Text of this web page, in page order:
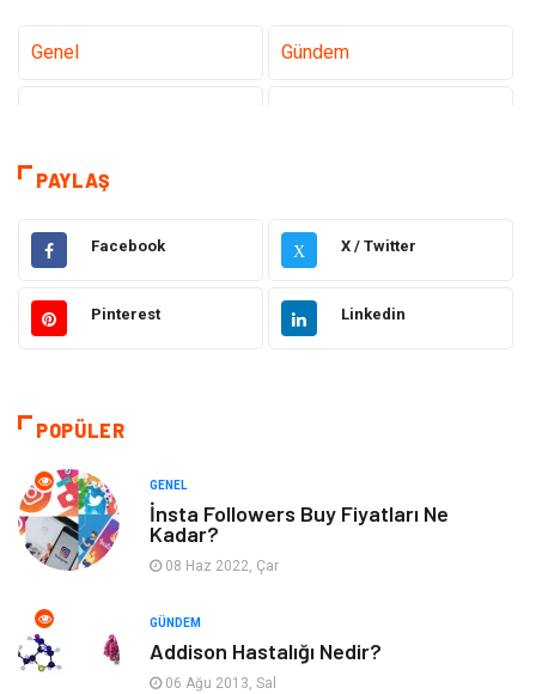
Genel Gündem
Teknoloji & İnternet
Elektrik & Elektronik Eğitim
Gıda Estetik ve Güzellik
Otomotiv
Giyim
Cilt ve Deri Hastalıkları
Organizasyon Hastalıklar
PAYLAŞ
Facebook X X / Twitter
Pinterest Linkedin
POPÜLER
GENEL
İnsta Followers Buy Fiyatları Ne
Kadar?
08 Haz 2022, Çar
GÜNDEM
Addison Hastalığı Nedir?
06 Ağu 2013, Sal